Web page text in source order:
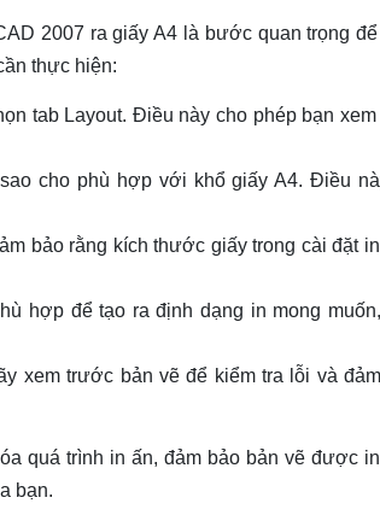
2007 ra giấy A4 là bước quan trọng
thực hiện:
tab Layout. Điều này cho phép bạn
cho phù hợp với khổ giấy A4. Điều
bảo rằng kích thước giấy trong cài đặt
hợp để tạo ra định dạng in mong
xem trước bản vẽ để kiểm tra lỗi và
quá trình in ấn, đảm bảo bản vẽ được
bạn.